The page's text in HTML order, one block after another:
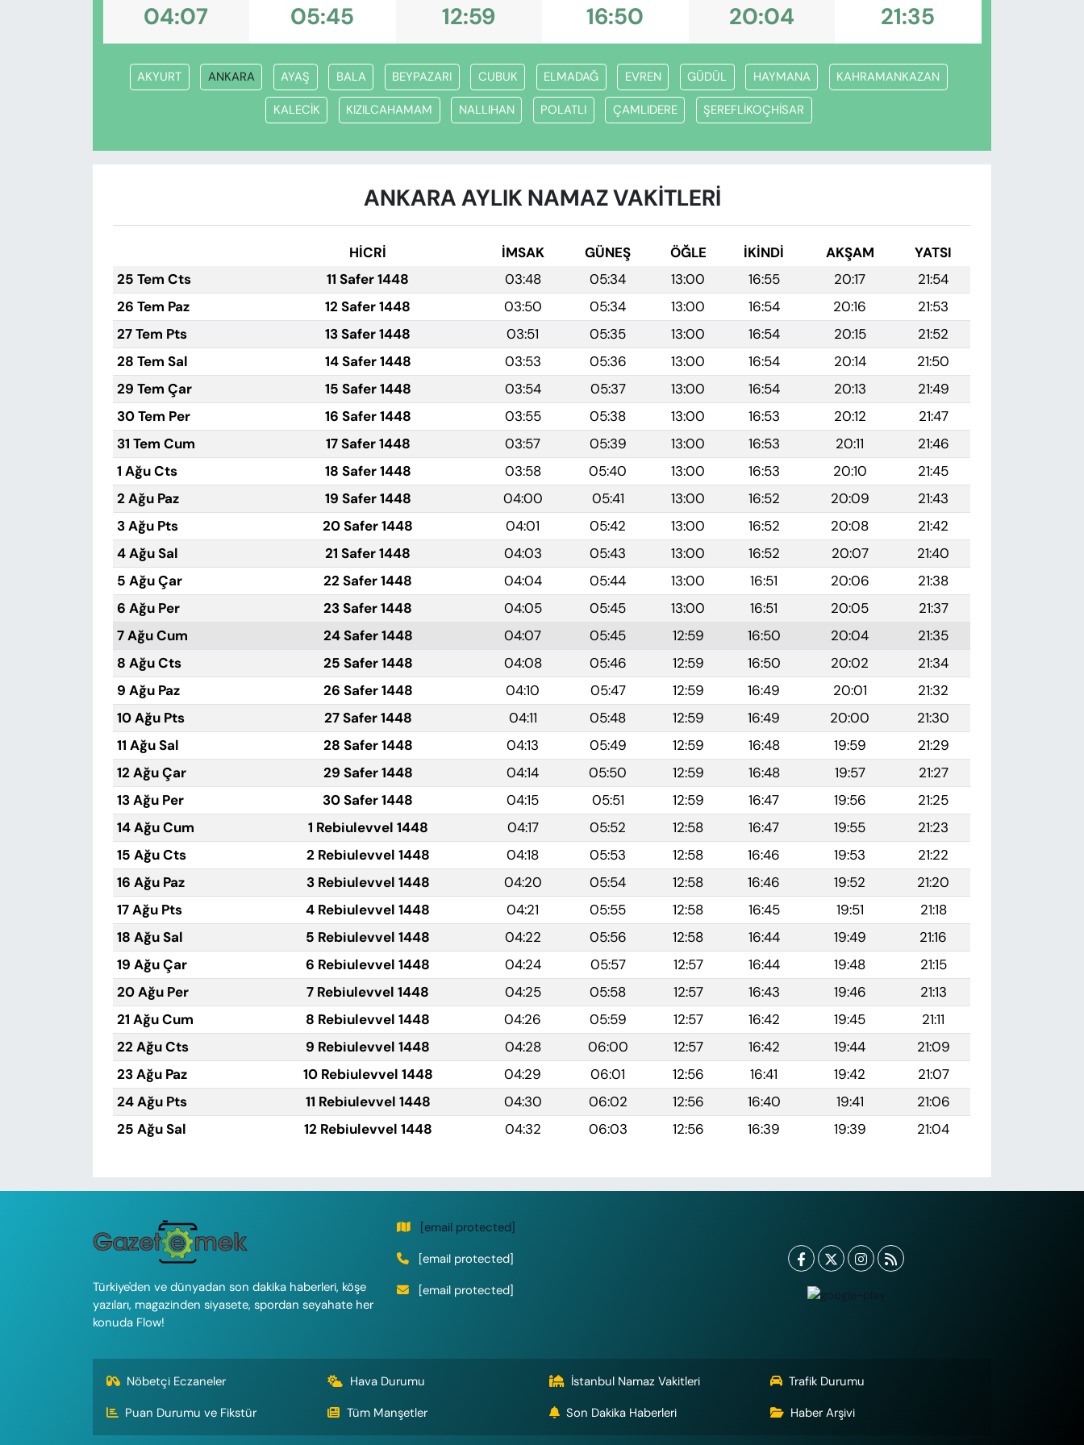
04:07 05:45 12:59 16:50 20:04 21:35
AKYURT ANKARA AYAŞ BALA BEYPAZARI CUBUK ELMADAĞ EVREN GÜDÜL HAYMANA KAHRAMANKAZAN
KALECİK KIZILCAHAMAM NALLIHAN POLATLI ÇAMLIDERE ŞEREFLİKOÇHİSAR
ANKARA AYLIK NAMAZ VAKITLERI
HİCRİ İMSAK GÜNEŞ ÖĞLE İKINDI AKŞAM
YATSI
25 Tem Cts
11 Safer 1448 03:48 05:34 13:00 16:55 20:17
21:54
26 Tem Paz
12 Safer 1448 03:50 05:34 13:00 16:54 20:16
21:53
27 Tem Pts
13 Safer 1448 03:51 05:35 13:00 16:54 20:15
21:52
28 Tem Sal
14 Safer 1448 03:53 05:36 13:00 16:54 20:14
21:50
29 Tem Çar
15 Safer 1448 03:54 05:37 13:00 16:54 20:13
21:49
30 Tem Per
16 Safer 1448 03:55 05:38 13:00 16:53 20:12
21:47
31 Tem Cum
17 Safer 1448 03:57 05:39 13:00 16:53 20:11
21:46
1 Ağu Cts
18 Safer 1448 03:58 05:40 13:00 16:53 20:10
21:45
2 Ağu Paz
19 Safer 1448 04:00 05:41 13:00 16:52 20:09
21:43
3 Ağu Pts
20 Safer 1448 04:01 05:42 13:00 16:52 20:08
21:42
4 Ağu Sal
21 Safer 1448 04:03 05:43 13:00 16:52 20:07
21:40
5 Ağu Çar
22 Safer 1448 04:04 05:44 13:00 16:51 20:06
21:38
6 Ağu Per
23 Safer 1448 04:05 05:45 13:00 16:51 20:05
21:37
7 Ağu Cum
24 Safer 1448 04:07 05:45 12:59 16:50 20:04
21:35
8 Ağu Cts
25 Safer 1448 04:08 05:46 12:59 16:50 20:02
21:34
9 Ağu Paz
26 Safer 1448 04:10 05:47 12:59 16:49 20:01
21:32
10 Ağu Pts
27 Safer 1448 04:11 05:48 12:59 16:49 20:00
21:30
11 Ağu Sal
28 Safer 1448 04:13 05:49 12:59 16:48 19:59
21:29
12 Ağu Çar
29 Safer 1448 04:14 05:50 12:59 16:48 19:57
21:27
13 Ağu Per
30 Safer 1448 04:15 05:51 12:59 16:47 19:56
21:25
14 Ağu Cum
1 Rebiulevvel 1448 04:17 05:52 12:58 16:47 19:55
21:23
15 Ağu Cts
2 Rebiulevvel 1448 04:18 05:53 12:58 16:46 19:53
21:22
16 Ağu Paz
3 Rebiulevvel 1448 04:20 05:54 12:58 16:46 19:52
21:20
17 Ağu Pts
4 Rebiulevvel 1448 04:21 05:55 12:58 16:45 19:51
21:18
18 Ağu Sal
5 Rebiulevvel 1448 04:22 05:56 12:58 16:44 19:49
21:16
19 Ağu Çar
6 Rebiulevvel 1448 04:24 05:57 12:57 16:44 19:48
21:15
20 Ağu Per
7 Rebiulevvel 1448 04:25 05:58 12:57 16:43 19:46
21:13
21 Ağu Cum
8 Rebiulevvel 1448 04:26 05:59 12:57 16:42 19:45
21:11
22 Ağu Cts
9 Rebiulevvel 1448 04:28 06:00 12:57 16:42 19:44
21:09
23 Ağu Paz
10 Rebiulevvel 1448 04:29 06:01 12:56 16:41 19:42
21:07
24 Ağu Pts
11 Rebiulevvel 1448 04:30 06:02 12:56 16:40 19:41
21:06
25 Ağu Sal
12 Rebiulevvel 1448 04:32 06:03 12:56 16:39 19:39 21:04
Türkiye'den ve dünyadan son dakika haberleri, köşe
yazıları, magazinden siyasete, spordan seyahate her
konuda Flow!
[email protected]
[email protected]
[email protected]
Nöbetçi Eczaneler Hava Durumu İstanbul Namaz Vakitleri
Trafik Durumu
Puan Durumu ve Fikstür
Tüm Manşetler Son Dakika Haberleri Haber Arşivi
VAN VE DİYARBAKIR HABERLERİ